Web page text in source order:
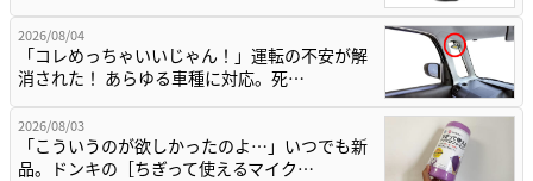
2026/08/04
「コレめっちゃいいじゃん！」運転の不安が解
消された！ あらゆる車種に対応。死…
2026/08/03
「こういうのが欲しかったのよ…」いつでも新
品。ドンキの［ちぎって使えるマイク…